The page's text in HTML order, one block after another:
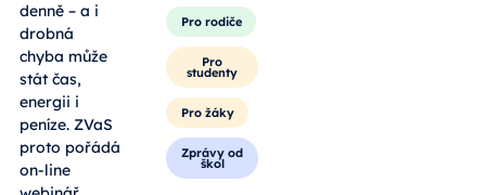
denně – a i
drobná
chyba může
stát čas,
energii i
peníze. ZVaS
proto pořádá
on-line
Pro rodiče
Pro
studenty
Pro žáky
Zprávy od
škol